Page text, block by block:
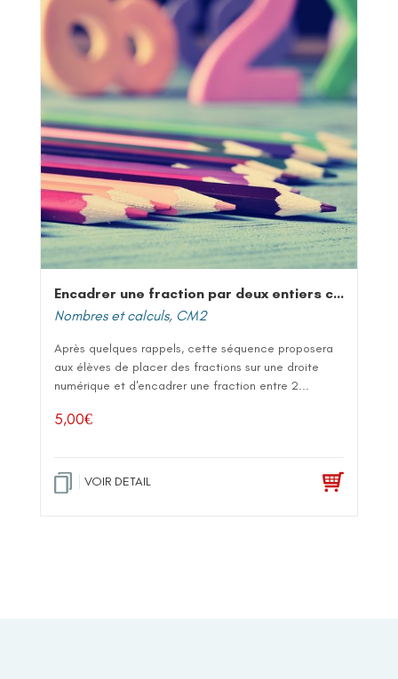
Encadrer une fraction par deux entiers consécutifs
Nombres et calculs, CM2
Après quelques rappels, cette séquence proposera
aux élèves de placer des fractions sur une droite
numérique et d'encadrer une fraction entre 2...
5,00€
VOIR DETAIL